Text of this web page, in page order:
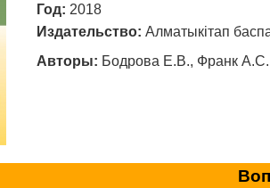
Год: 2018
Издательство: Алматыкітап
Авторы: Бодрова Е.В., Франк